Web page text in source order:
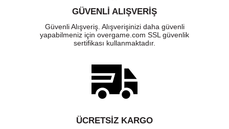
GÜVENLI ALIŞVERIŞ
Güvenli Alışveriş. Alışverişinizi daha güvenli
yapabilmeniz için overgame.com SSL güvenlik
sertifikası kullanmaktadır.
ÜCRETSIZ KARGO